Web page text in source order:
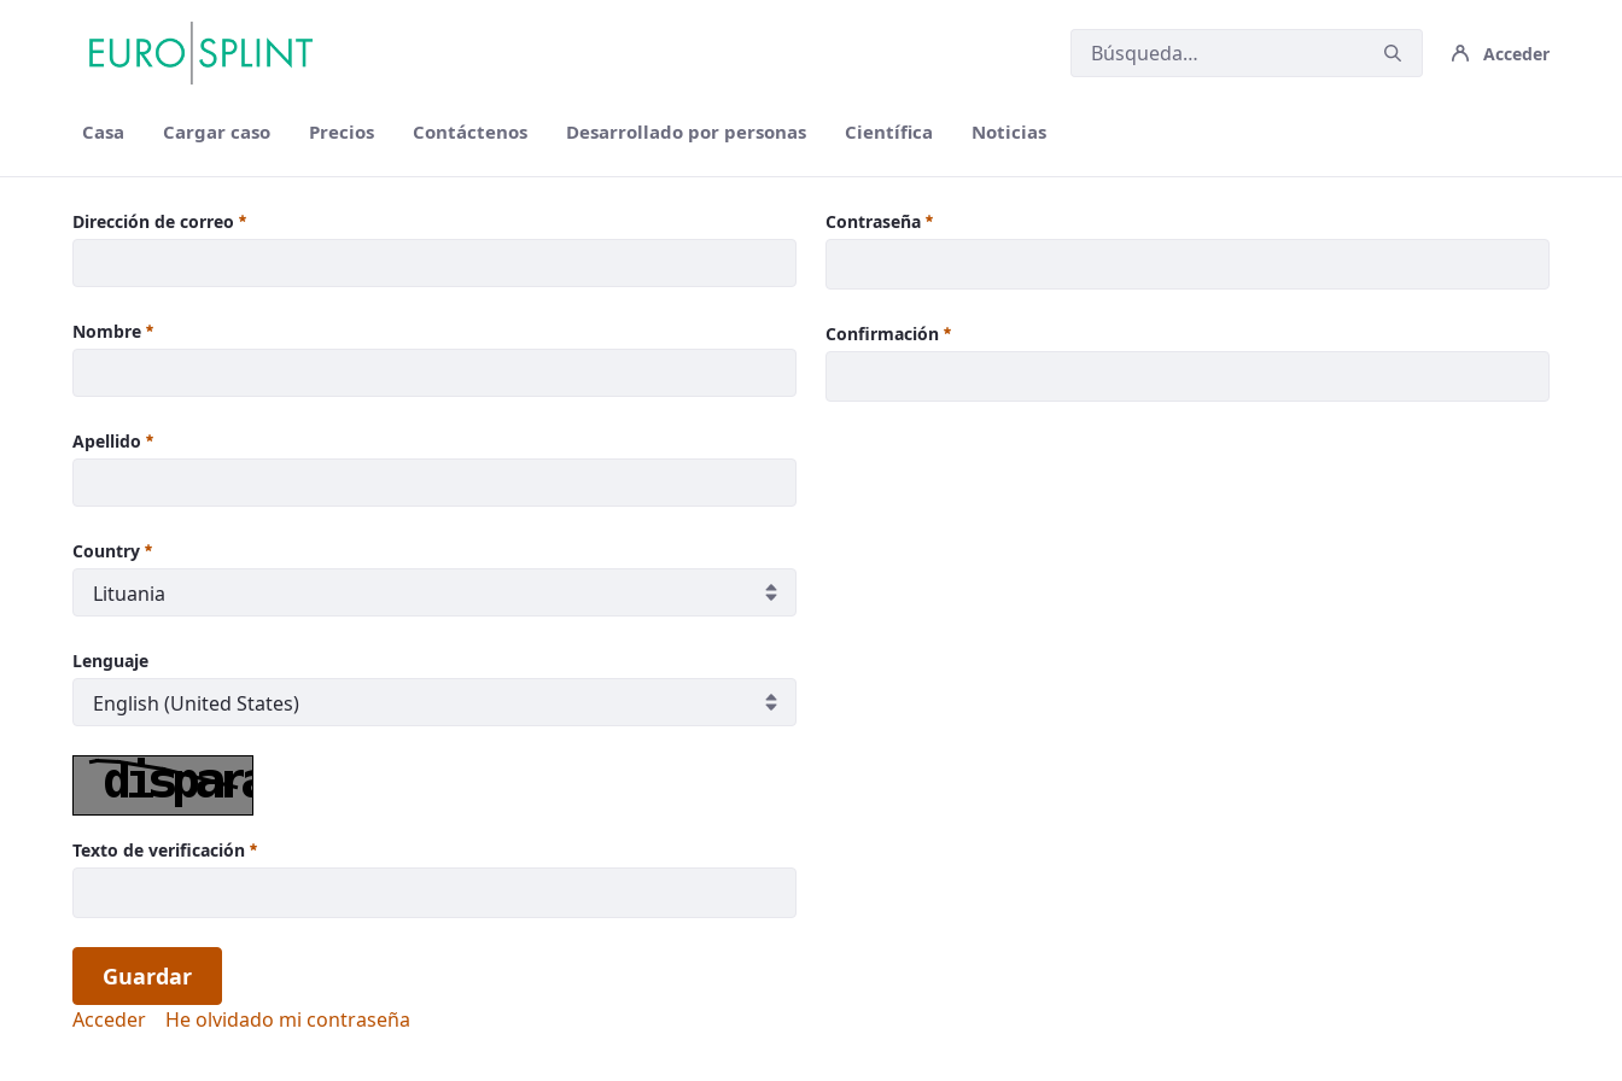
Acceder
Casa Cargar caso Precios Contáctenos Desarrollado por personas Científica Noticias
Noticias - Eurosplint
Dirección de correo
Nombre
Apellido
Country
Lenguaje
Texto de verificación
Contraseña
Confirmación
Guardar
Acceder He olvidado mi contraseña